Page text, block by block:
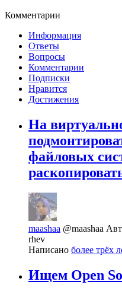
Комментарии
Информация
Ответы
Вопросы
Комментарии
Подписки
Нравится
Достижения
На
файловых
maashaa @maashaa
rhev
Написано более трёх
Ищем Open